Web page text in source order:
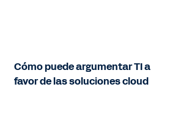
Cómo puede argumentar TI a
favor de las soluciones cloud